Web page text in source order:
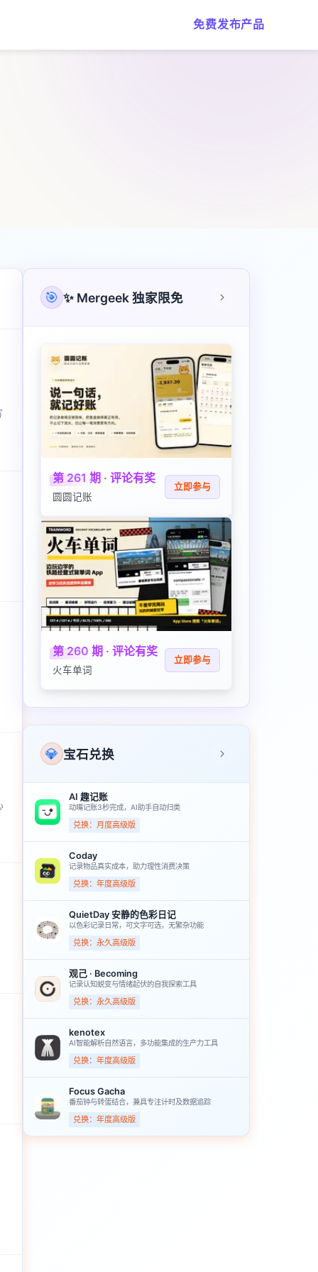
免费发布产品
✨ Mergeek 独家限免
🎯
第 261 期 · 评论有奖
圆圆记账
立即参与
第 260 期 · 评论有奖
火车单词
立即参与
宝石兑换
💎
AI 趣记账
动嘴记账3秒完成，AI助手自动归类
兑换：月度高级版
Coday
记录物品真实成本，助力理性消费决策
兑换：年度高级版
QuietDay 安静的色彩日记
以色彩记录日常，可文字可选，无繁杂功能
兑换：永久高级版
观己 · Becoming
记录认知蜕变与情绪起伏的自我探索工具
兑换：永久高级版
kenotex
AI智能解析自然语言，多功能集成的生产力工具
兑换：年度高级版
Focus Gacha
番茄钟与转蛋结合，兼具专注计时及数据追踪
兑换：年度高级版